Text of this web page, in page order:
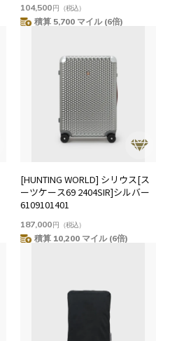
104,500円 （税込）
積算 5,700 マイル (6倍)
[HUNTING WORLD] シリウス[ス
ーツケース69 2404SIR]シルバー
6109101401
187,000円 （税込）
積算 10,200 マイル (6倍)